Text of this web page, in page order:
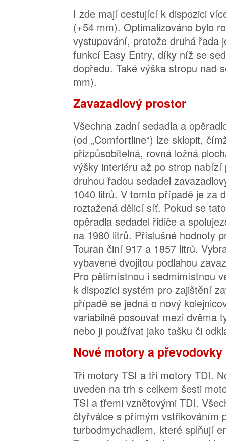
I zde mají cestující k dispozici
(+54 mm). Optimalizováno bylo
vystupování, protože druhá řada
funkcí Easy Entry, díky níž se
dopředu. Také výška stropu nad
mm).
Zavazadlový prostor
Všechna zadní sedadla a
(od „Comfortline“) lze sklopit,
přizpůsobitelná, rovná ložná
výšky interiéru až po strop
druhou řadou sedadel
1040 litrů. V tomto případě je za
roztažená dělicí síť. Pokud se
opěradla sedadel řidiče a
na 1980 litrů. Příslušné hodnoty
Touran činí 917 a 1857 litrů.
vybavené dvojitou podlahou
Pro pětimístnou i sedmimístnou
k dispozici systém pro zajištění
případě se jedná o nový
variabilně posouvat mezi dvěma
nebo ji používat jako tašku či
Nové motory a převodovky
Tři motory TSI a tři motory TDI.
uveden na trh s celkem šesti
TSI a třemi vznětovými TDI.
čtyřválce s přímým vstřikováním
turbodmychadlem, které splňují